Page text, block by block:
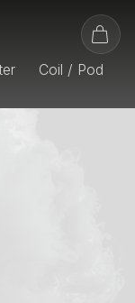
Coil / Pod